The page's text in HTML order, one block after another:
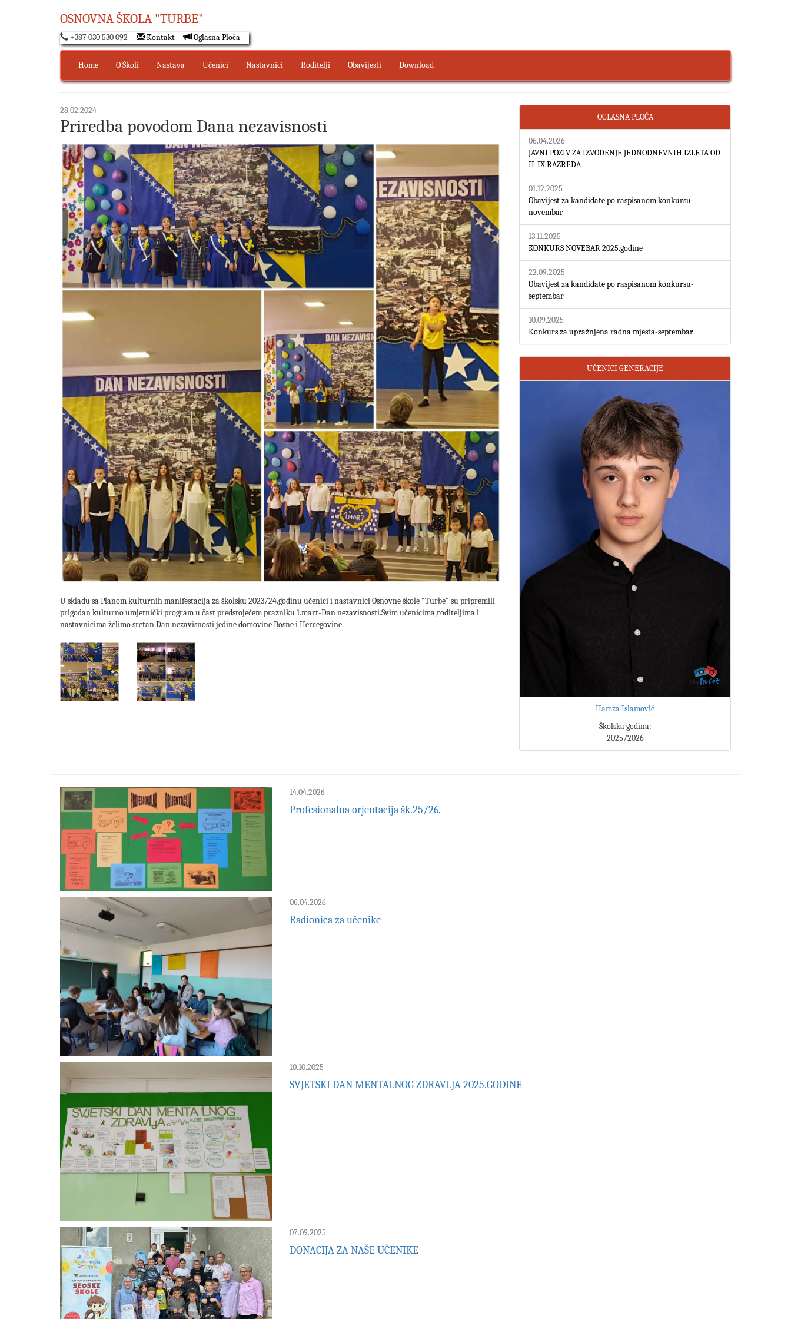
OSNOVNA ŠKOLA "TURBE"
+387 030 530 092 Kontakt Oglasna Ploča
Home O Školi Nastava Učenici Nastavnici Roditelji Obavijesti Download
28.02.2024
Priredba povodom Dana nezavisnosti
U skladu sa Planom kulturnih manifestacija za školsku 2023/24.godinu učenici i nastavnici Osnovne škole "Turbe" su pripremili
prigodan kulturno umjetnički program u čast predstojećem prazniku 1.mart-Dan nezavisnosti.Svim učenicima,roditeljima i
nastavnicima želimo sretan Dan nezavisnosti jedine domovine Bosne i Hercegovine.
OGLASNA PLOČA
06.04.2026
JAVNI POZIV ZA IZVOĐENJE JEDNODNEVNIH IZLETA OD
II-IX RAZREDA
01.12.2025
Obavijest za kandidate po raspisanom konkursu-
novembar
13.11.2025
KONKURS NOVEBAR 2025.godine
22.09.2025
Obavijest za kandidate po raspisanom konkursu-
septembar
10.09.2025
Konkurs za upražnjena radna mjesta-septembar
UČENICI GENERACIJE
Hamza Islamović
Školska godina:
2025/2026
14.04.2026
Profesionalna orjentacija šk.25/26.
06.04.2026
Radionica za učenike
10.10.2025
SVJETSKI DAN MENTALNOG ZDRAVLJA 2025.GODINE
07.09.2025
DONACIJA ZA NAŠE UČENIKE